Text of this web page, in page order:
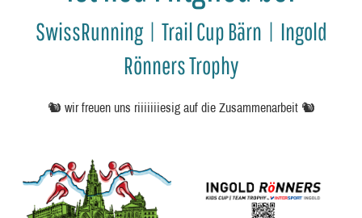
SwissRunning | Trail Cup Bärn | Ingold
Rönners Trophy
🐿️ wir freuen uns riiiiiiiesig auf die Zusammenarbeit 🐿️